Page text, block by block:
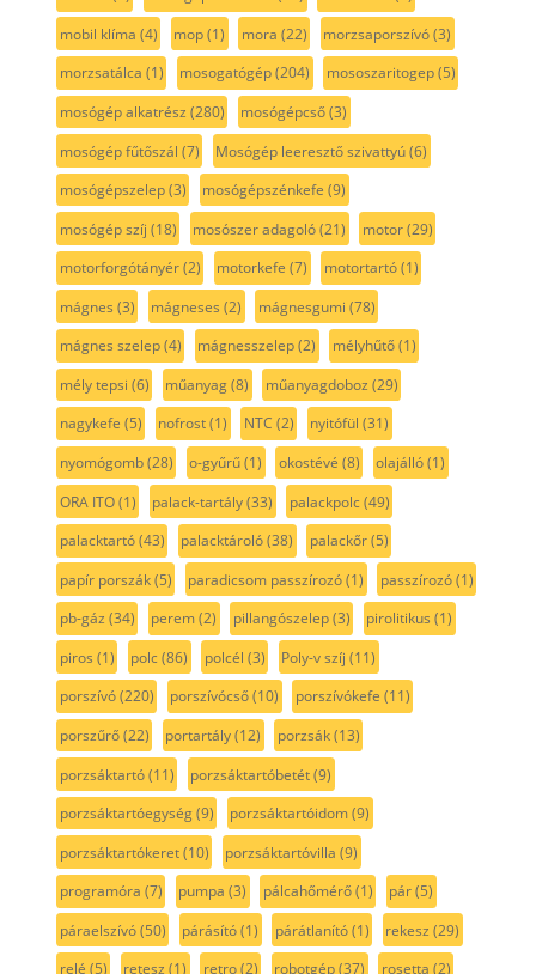
mobil klíma (4) mop(1) mora (22) morzsaporszívó(3)
morzsatálca (1) mosogatógép(204) mososzaritogep(5)
mosógép alkatrész (280) mosógépcső(3)
mosógép fűtőszál (7) Mosógép leeresztő szivattyú(6)
mosógépszelep(3) mosógépszénkefe (9)
mosógép szíj (18) mosószer adagoló(21) motor(29)
motorforgótányér(2) motorkefe (7) motortartó(1)
mágnes (3) mágneses (2) mágnesgumi (78)
mágnes szelep(4) mágnesszelep(2) mélyhűtő(1)
mély tepsi (6) műanyag(8) műanyagdoboz (29)
nagykefe (5) nofrost(1) NTC (2) nyitófül (31)
nyomógomb(28) o-gyűrű(1) okostévé (8) olajálló(1)
ORA ITO(1) palack-tartály(33) palackpolc(49)
palacktartó(43) palacktároló(38) palackőr(5)
papír porszák(5) paradicsom passzírozó(1) passzírozó(1)
pb-gáz (34) perem(2) pillangószelep(3) pirolitikus (1)
piros (1) polc(86) polcél (3) Poly-v szíj (11)
porszívó(220) porszívócső(10) porszívókefe (11)
porszűrő(22) portartály(12) porzsák(13)
porzsáktartó(11) porzsáktartóbetét(9)
porzsáktartóegység(9) porzsáktartóidom(9)
porzsáktartókeret(10) porzsáktartóvilla (9)
programóra (7) pumpa (3) pálcahőmérő(1) pár(5)
páraelszívó(50) párásító(1) párátlanító(1) rekesz (29)
relé (5) retesz (1) retro(2) robotgép(37) rosetta (2)